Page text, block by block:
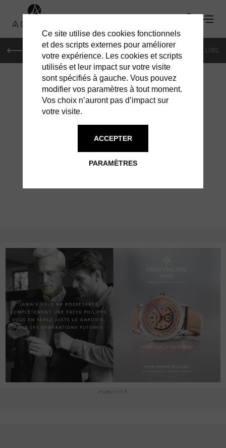
SHOPPING RESTAURANTS BARS & CLUBS
VILLAS
Ce site utilise des cookies fonctionnels
et des scripts externes pour améliorer
votre expérience. Les cookies et scripts
utilisés et leur impact sur votre visite
sont spécifiés à gauche. Vous pouvez
modifier vos paramètres à tout moment.
Vos choix n’auront pas d’impact sur
votre visite.
PARAMÈTRES
ACCEPTER